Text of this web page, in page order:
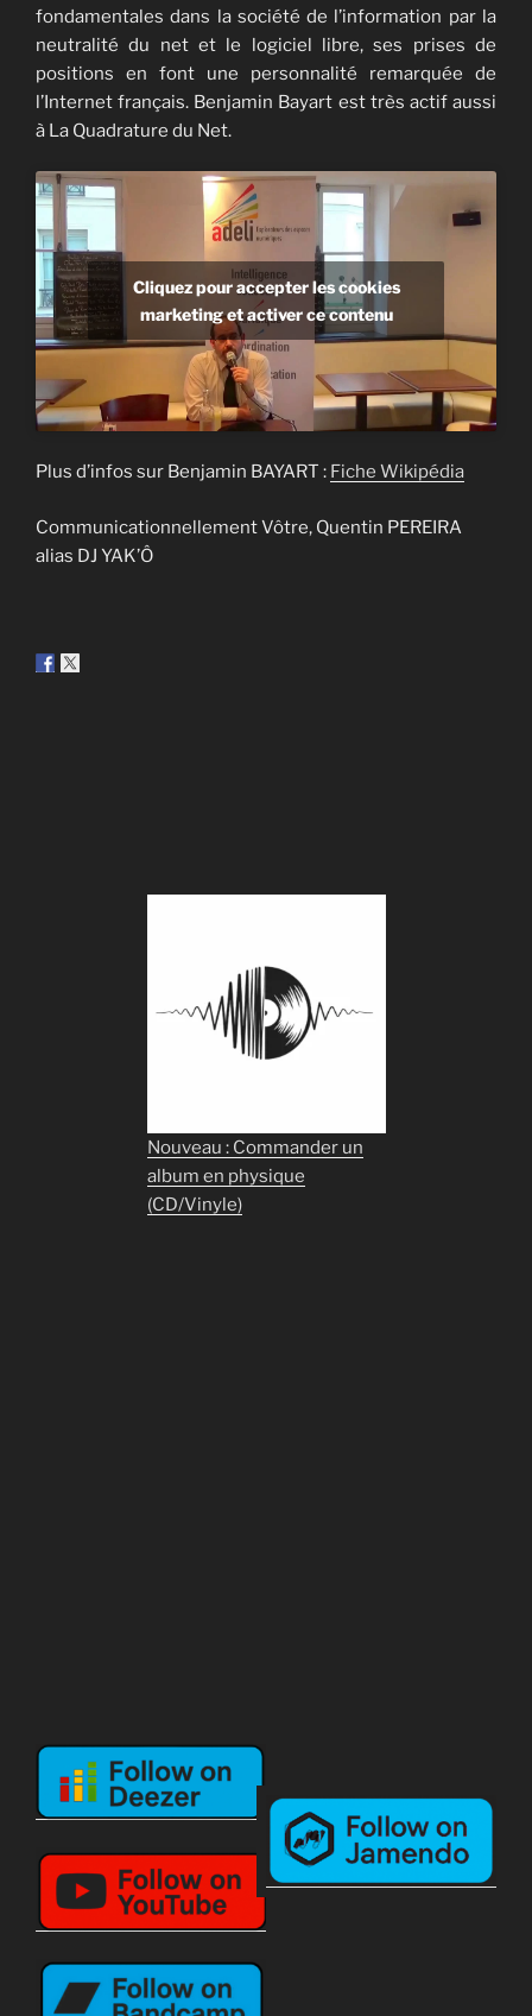
fondamentales dans la société de l’information par la
neutralité du net et le logiciel libre, ses prises de
positions en font une personnalité remarquée de
l’Internet français. Benjamin Bayart est très actif aussi
à La Quadrature du Net.
Cliquez pour accepter les cookies
marketing et activer ce contenu
Plus d’infos sur Benjamin BAYART : Fiche Wikipédia
Communicationnellement Vôtre, Quentin PEREIRA
alias DJ YAK’Ô
Nouveau : Commander un
album en physique
(CD/Vinyle)